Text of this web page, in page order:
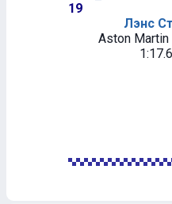
19
Лэнс
Aston